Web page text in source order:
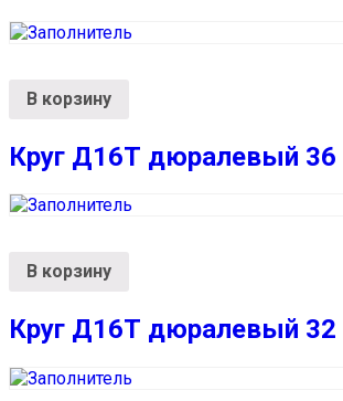
В корзину
Круг Д16Т дюралевый 36
В корзину
Круг Д16Т дюралевый 32